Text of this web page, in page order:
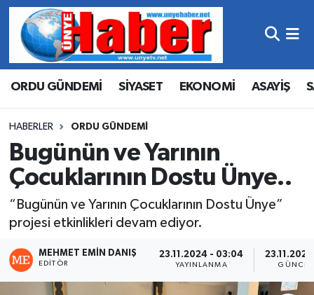
ORDU GÜNDEMİ SİYASET EKONOMİ ASAYİŞ
HABERLER ORDU GÜNDEMİ
Bugünün ve Yarının
Çocuklarının Dostu Ünye..
“Bugünün ve Yarının Çocuklarının Dostu Ünye”
projesi etkinlikleri devam ediyor.
MEHMET EMIN DANIŞ
EDITÖR
23.11.2024 - 03:04
YAYINLANMA
Hava Durumu
Trafik Durumu
Süper Lig Puan Durumu ve Fikstür
Tüm Manşetler